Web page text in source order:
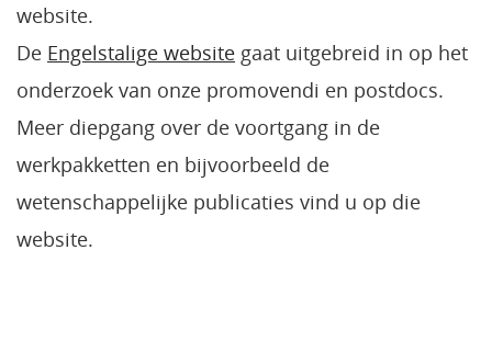
website.
De Engelstalige website gaat uitgebreid in op het
onderzoek van onze promovendi en postdocs.
Meer diepgang over de voortgang in de
werkpakketten en bijvoorbeeld de
wetenschappelijke publicaties vind u op die
website.